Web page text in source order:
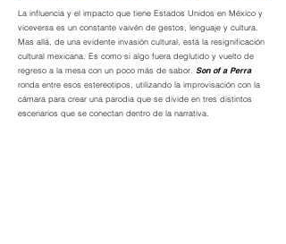
La influencia y el impacto que tiene Estados Unidos en México y
viceversa es un constante vaivén de gestos, lenguaje y cultura.
Mas allá, de una evidente invasión cultural, está la resignificación
cultural mexicana. Es como si algo fuera deglutido y vuelto de
regreso a la mesa con un poco más de sabor. Son of a Perra
ronda entre esos estereotipos, utilizando la improvisación con la
cámara para crear una parodia que se divide en tres distintos
escenarios que se conectan dentro de la narrativa.